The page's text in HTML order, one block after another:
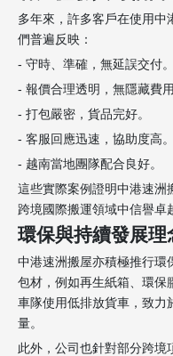
多年來，許多客戶在使用中
們普遍反映：
- 守時、準確，無延誤交付。
- 報價合理透明，無隱藏費用
- 打包嚴密，貨品完好。
- 客服回應迅速，協助度高。
- 越南當地團隊配合良好。
這些實際案例證明中港速洲
跨境國際搬運領域中信譽卓
環保與持續發展理
中港速洲搬屋亦積極推行環
包材，例如再生紙箱、環保
車隊使用低排放貨車，致力
量。
此外，公司也針對部分跨境